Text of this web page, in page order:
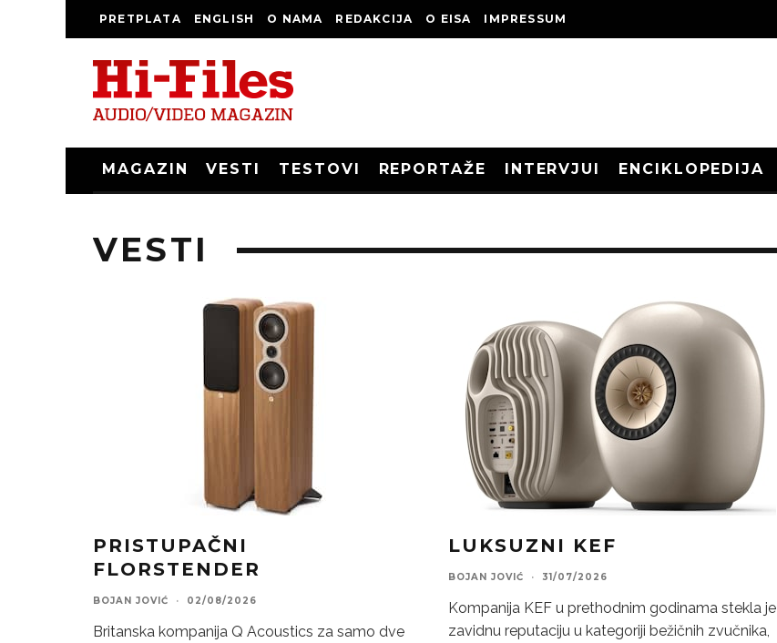
PRETPLATA ENGLISH O NAMA REDAKCIJA O EISA IMPRESSUM
MAGAZIN VESTI TESTOVI REPORTAŽE INTERVJUI ENCIKLOPEDIJA
VESTI
PRISTUPAČNI
FLORSTENDER
BOJAN JOVIĆ · 02/08/2026
Britanska kompanija Q Acoustics za samo dve
LUKSUZNI KEF
BOJAN JOVIĆ · 31/07/2026
Kompanija KEF u prethodnim godinama stekla je
zavidnu reputaciju u kategoriji bežičnih zvučnika,